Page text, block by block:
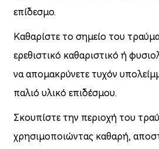
επίδεσμο.
Καθαρίστε το σημείο του
ερεθιστικό καθαριστικό ή
να απομακρύνετε τυχόν
παλιό υλικό επιδέσμου.
Σκουπίστε την περιοχή του
χρησιμοποιώντας καθαρή,